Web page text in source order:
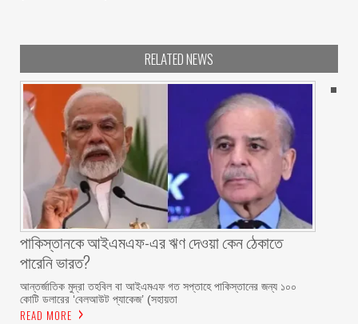
RELATED NEWS
পাকিস্তানকে আইএমএফ-এর ঋণ দেওয়া কেন ঠেকাতে
পারেনি ভারত?
আন্তর্জাতিক মুদ্রা তহবিল বা আইএমএফ গত সপ্তাহে পাকিস্তানের জন্য ১০০
কোটি ডলারের ‘বেলআউট প্যাকেজ’ (সহায়তা
READ MORE